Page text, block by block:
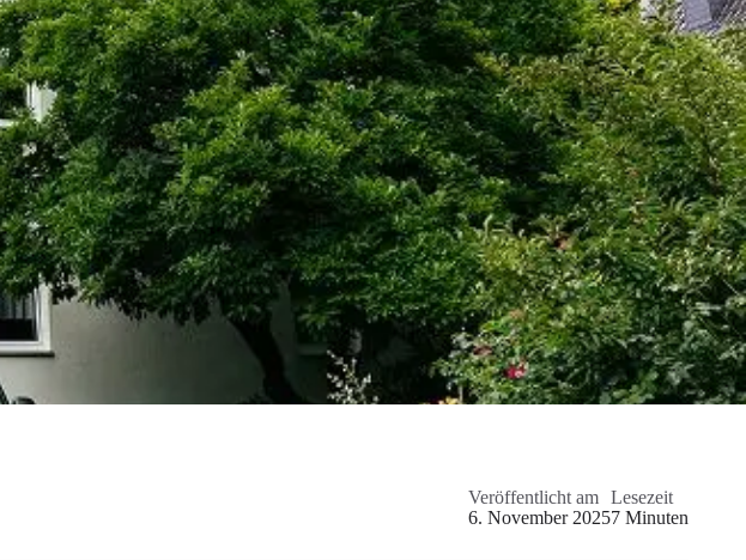
Veröffentlicht am
6. November 2025
Lesezeit
7 Minuten